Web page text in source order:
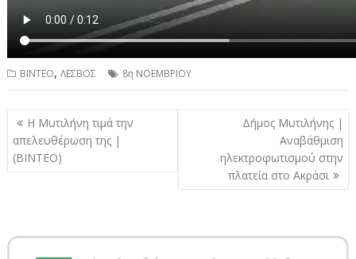
ΒΙΝΤΕΟ,ΛΕΣΒΟΣ 8η ΝΟΕΜΒΡΙΟΥ
Πλοήγηση
άρθρων
Η Μυτιλήνη τιμά την
απελευθέρωση της |
(ΒΙΝΤΕΟ)
Δήμος Μυτιλήνης |
Αναβάθμιση
ηλεκτροφωτισμού στην
πλατεία στο Ακράσι